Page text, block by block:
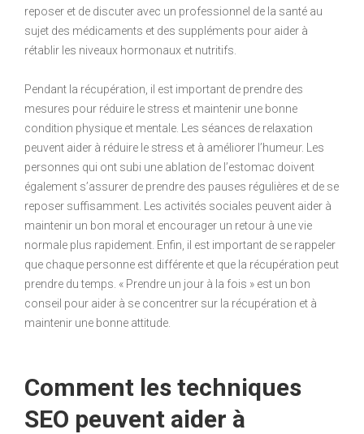
reposer et de discuter avec un professionnel de la santé au
sujet des médicaments et des suppléments pour aider à
rétablir les niveaux hormonaux et nutritifs.
Pendant la récupération, il est important de prendre des
mesures pour réduire le stress et maintenir une bonne
condition physique et mentale. Les séances de relaxation
peuvent aider à réduire le stress et à améliorer l’humeur. Les
personnes qui ont subi une ablation de l’estomac doivent
également s’assurer de prendre des pauses régulières et de se
reposer suffisamment. Les activités sociales peuvent aider à
maintenir un bon moral et encourager un retour à une vie
normale plus rapidement. Enfin, il est important de se rappeler
que chaque personne est différente et que la récupération peut
prendre du temps. « Prendre un jour à la fois » est un bon
conseil pour aider à se concentrer sur la récupération et à
maintenir une bonne attitude.
Comment les techniques
SEO peuvent aider à